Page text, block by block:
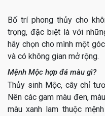
Bố trí phong thủy cho
trọng, đặc biệt là với
hãy chọn cho mình một
và có không gian mở rộng.
Mệnh Mộc hợp đá màu gì?
Thủy sinh Mộc, cây chỉ
Nên các gam màu đen,
màu xanh lam thuộc